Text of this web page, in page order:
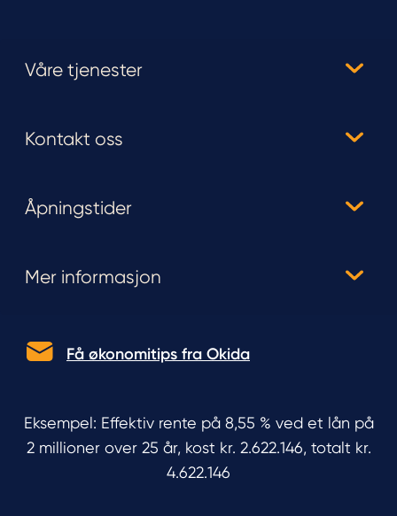
Våre tjenester
Kontakt oss
Åpningstider
Mer informasjon
Få økonomitips fra Okida
Eksempel: Effektiv rente på 8,55 % ved et lån på
2 millioner over 25 år, kost kr. 2.622.146, totalt kr.
4.622.146